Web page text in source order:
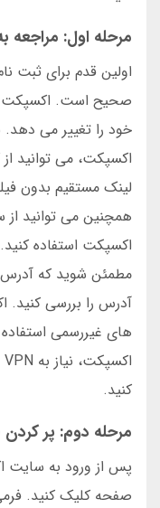
مرحله اول:
اولین قدم برای ثبت
صحیح است. اکسپکت
خود را تغییر می
اکسپکت، می توانید از
لینک مستقیم بدون
همچنین می توانید از
اکسپکت استفاده
مطمئن شوید که
آدرس را بررسی
های غیررسمی
کنید.
مرحله دوم: پر
پس از ورود به سایت
صفحه کلیک کنید.